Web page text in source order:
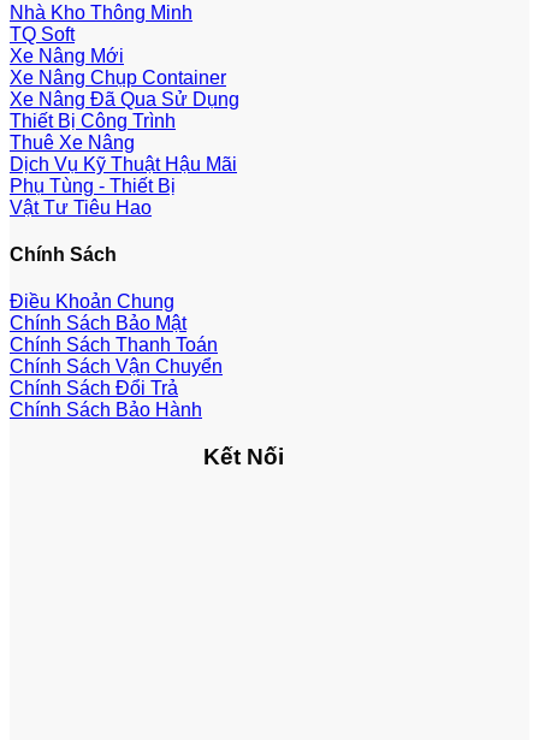
Nhà Kho Thông Minh
TQ Soft
Xe Nâng Mới
Xe Nâng Chụp Container
Xe Nâng Đã Qua Sử Dụng
Thiết Bị Công Trình
Thuê Xe Nâng
Dịch Vụ Kỹ Thuật Hậu Mãi
Phụ Tùng - Thiết Bị
Vật Tư Tiêu Hao
Chính Sách
Điều Khoản Chung
Chính Sách Bảo Mật
Chính Sách Thanh Toán
Chính Sách Vận Chuyển
Chính Sách Đổi Trả
Chính Sách Bảo Hành
Kết Nối